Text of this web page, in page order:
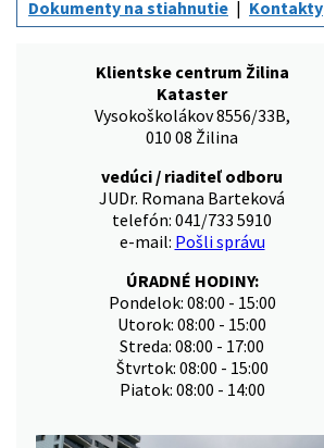
Dokumenty na stiahnutie
Kontakty
Klientske centrum Žilina
Kataster
Vysokoškolákov 8556/33B,
010 08 Žilina
vedúci / riaditeľ odboru
JUDr. Romana Barteková
telefón: 041/733 5910
e-mail: Pošli správu
ÚRADNÉ HODINY:
Pondelok: 08:00 - 15:00
Utorok: 08:00 - 15:00
Streda: 08:00 - 17:00
Štvrtok: 08:00 - 15:00
Piatok: 08:00 - 14:00